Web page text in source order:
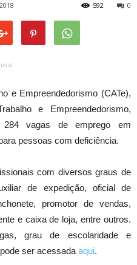
0
592
e Empreendedorismo (CATe),
e Empreendedorismo,
284 vagas de emprego em
pessoas com deficiência.
com diversos graus de
de expedição, oficial de
promotor de vendas,
e caixa de loja, entre outros.
grau de escolaridade e
ser acessada aqui.